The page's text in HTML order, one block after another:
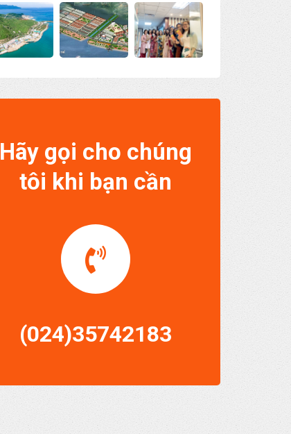
Hãy gọi cho chúng
tôi khi bạn cần
(024)35742183